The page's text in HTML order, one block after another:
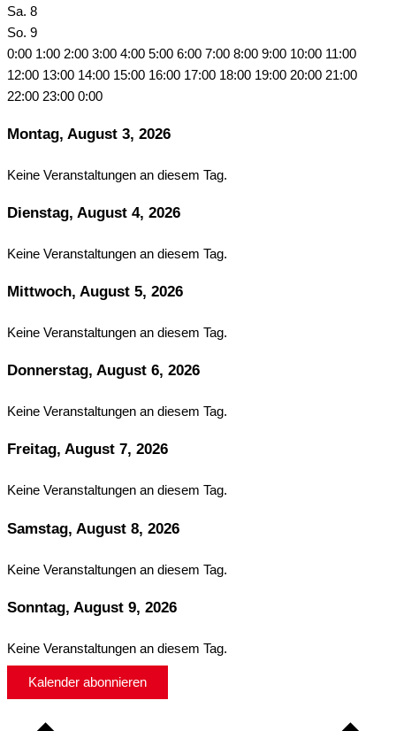
Sa. 8
So. 9
0:00 1:00 2:00 3:00 4:00 5:00 6:00 7:00 8:00 9:00 10:00 11:00
12:00 13:00 14:00 15:00 16:00 17:00 18:00 19:00 20:00 21:00
22:00 23:00 0:00
Montag, August 3, 2026
Keine Veranstaltungen an diesem Tag.
Dienstag, August 4, 2026
Keine Veranstaltungen an diesem Tag.
Mittwoch, August 5, 2026
Keine Veranstaltungen an diesem Tag.
Donnerstag, August 6, 2026
Keine Veranstaltungen an diesem Tag.
Freitag, August 7, 2026
Keine Veranstaltungen an diesem Tag.
Samstag, August 8, 2026
Keine Veranstaltungen an diesem Tag.
Sonntag, August 9, 2026
Keine Veranstaltungen an diesem Tag.
Kalender abonnieren